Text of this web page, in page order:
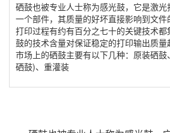
硒鼓也被专业人士称为感光鼓，它是激
一个部件，其质量的好坏直接影响到文
打印过程有约有百分之七十的关键技术
鼓的技术含量对保证稳定的打印输出质
市场上的硒鼓主要有以下几种：原装硒
硒鼓)、重灌装